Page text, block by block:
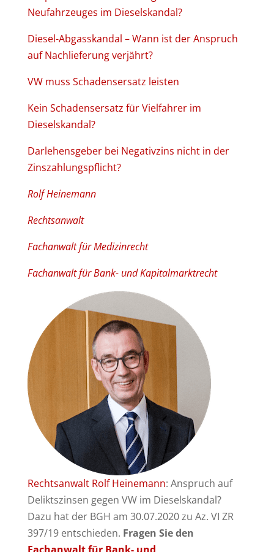
Neufahrzeuges im Dieselskandal?
Diesel-Abgasskandal – Wann ist der Anspruch
auf Nachlieferung verjährt?
VW muss Schadensersatz leisten
Kein Schadensersatz für Vielfahrer im
Dieselskandal?
Darlehensgeber bei Negativzins nicht in der
Zinszahlungspflicht?
Rolf Heinemann
Rechtsanwalt
Fachanwalt für Medizinrecht
Fachanwalt für Bank- und Kapitalmarktrecht
Rechtsanwalt Rolf Heinemann: Anspruch auf
Deliktszinsen gegen VW im Dieselskandal?
Dazu hat der BGH am 30.07.2020 zu Az. VI ZR
397/19 entschieden. Fragen Sie den